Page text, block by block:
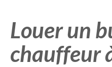
Louer un
chauffeur